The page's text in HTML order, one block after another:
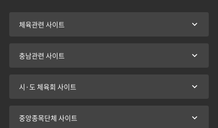
체육관련 사이트
충남관련 사이트
시·도 체육회 사이트
중앙종목단체 사이트